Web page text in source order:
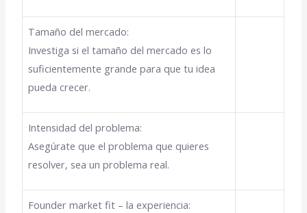
Tamaño del mercado:
Investiga si el tamaño del mercado es lo
suficientemente grande para que tu idea
pueda crecer.
Intensidad del problema:
Asegúrate que el problema que quieres
resolver, sea un problema real.
Founder market fit – la experiencia: